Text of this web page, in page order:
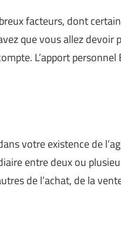
facteurs, dont
que vous allez devoir
L’apport
votre existence de
entre deux ou
de l’achat, de la